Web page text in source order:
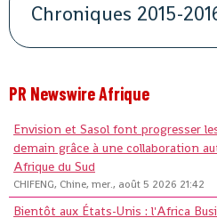
Chroniques 2015-
PR Newswire Afrique
Envision et Sasol font progresser
demain grâce à une collaboration
Afrique du Sud
CHIFENG, Chine, mer., août 5 2026 21:42
Bientôt aux États-Unis : l'Africa